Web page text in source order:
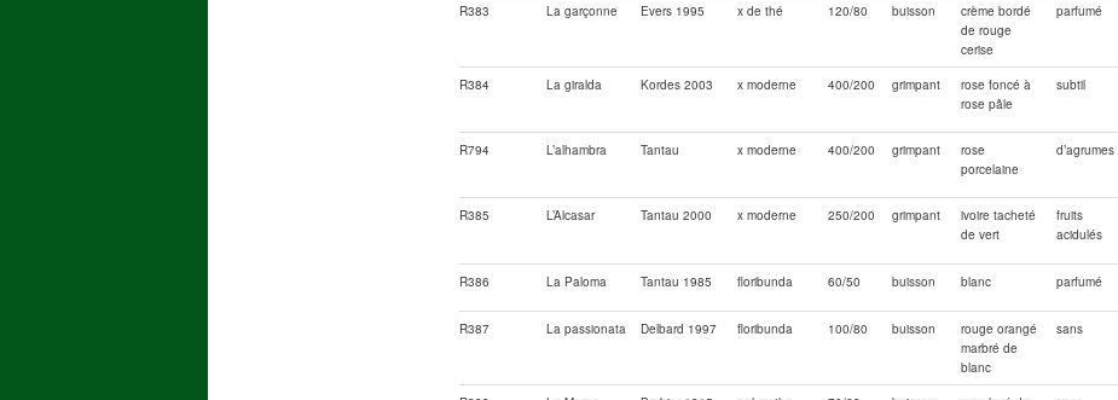
R383 La garçonne Evers 1995 x de thé 120/80 buisson
crème bordé
de rouge
cerise
parfumé
R384 La giralda Kordes 2003 x moderne 400/200 grimpant
rose foncé à
rose pâle
subtil
R794 L’alhambra Tantau x moderne 400/200 grimpant
rose
porcelaine
d’agrumes
R385 L’Alcasar Tantau 2000 x moderne 250/200 grimpant
ivoire tacheté
de vert
fruits
acidulés
R386 La Paloma Tantau 1985 floribunda 60/50 buisson blanc parfumé
R387 La passionata Delbard 1997 floribunda 100/80 buisson
rouge orangé
marbré de
blanc
sans